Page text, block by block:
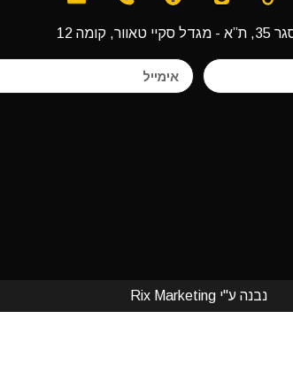
קומה 12
נבנה ע"י Rix Marketing